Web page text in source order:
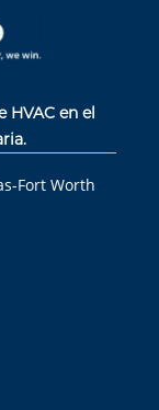
HVAC en el
Fort Worth